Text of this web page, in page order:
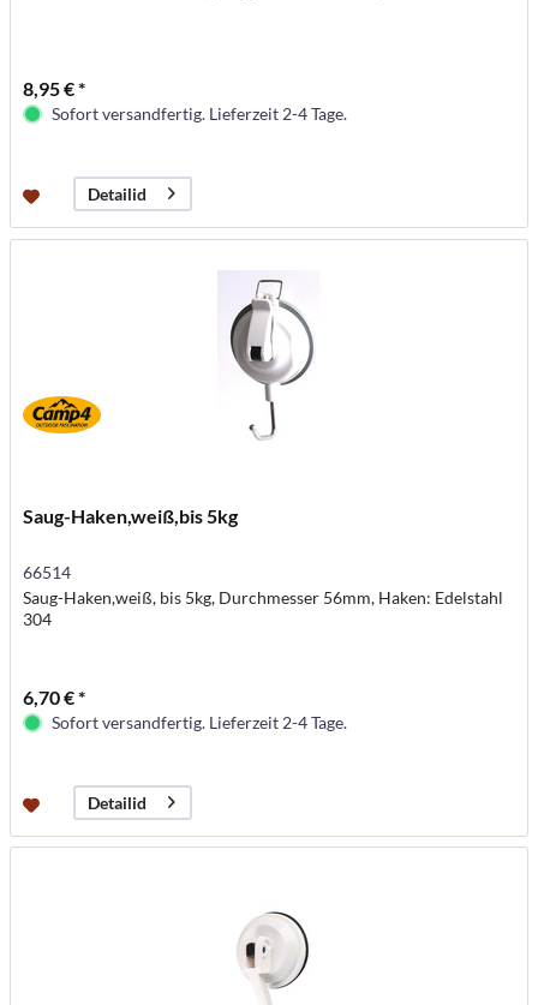
8,95 € *
Sofort versandfertig. Lieferzeit 2-4 Tage.
Detailid
Saug-Haken,weiß,bis 5kg
66514
Saug-Haken,weiß, bis 5kg, Durchmesser 56mm, Haken: Edelstahl
304
6,70 € *
Sofort versandfertig. Lieferzeit 2-4 Tage.
Detailid